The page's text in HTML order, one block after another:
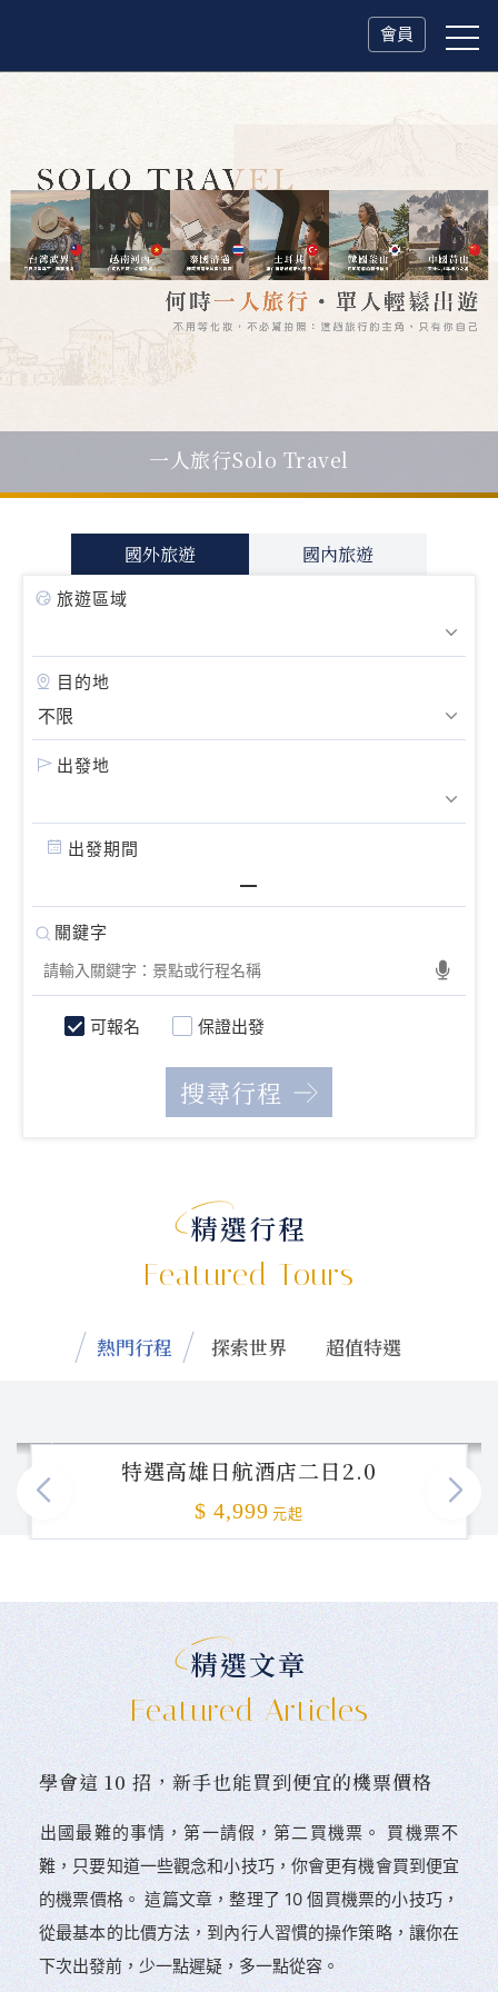
會員
父親節．限時特別企劃一人旅行Solo Travel
國外旅遊 國內旅遊
旅遊區域
目的地
出發地
出發期間
可報名 保證出發
精選行程
Featured Tours
熱門行程 探索世界 超值特選
特選高雄日航酒店二日2.0
$ 4,999 元起
精選文章
Featured Articles
學會這 10 招，新手也能買到便宜的機票價格
󠀠出國最難的事情，第一請假，第二買機票。 󠀠買機票不
難，只要知道一些觀念和小技巧，你會更有機會買到便宜
的機票價格。 這篇文章，整理了 10 個買機票的小技巧，
從最基本的比價方法，到內行人習慣的操作策略，讓你在
下次出發前，少一點遲疑，多一點從容。